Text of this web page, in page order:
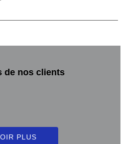
de nos clients
PLUS